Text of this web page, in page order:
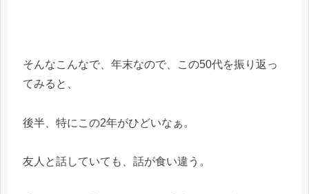
そんなこんなで、年末なので、この50代を振り返っ
てみると、
後半、特にこの2年がひどいなぁ。
友人と話していても、話が食い違う。